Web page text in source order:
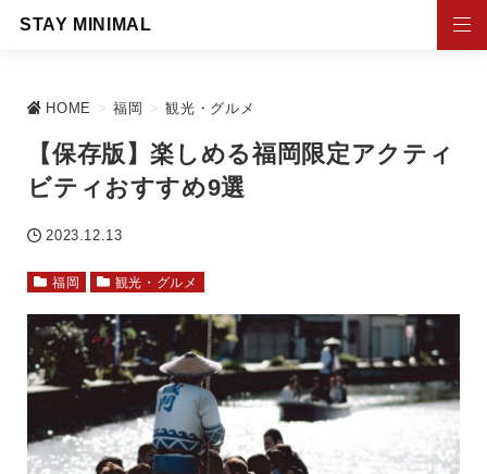
STAY MINIMAL
HOME > 福岡 > 観光・グルメ
【保存版】楽しめる福岡限定アクティ
ビティおすすめ9選
2023.12.13
福岡 観光・グルメ